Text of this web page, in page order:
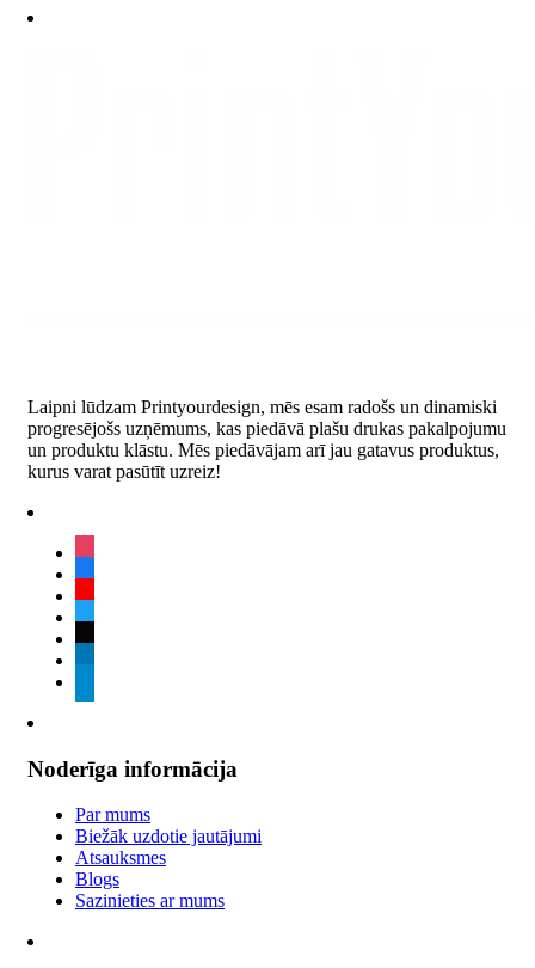
Laipni lūdzam Printyourdesign, mēs esam radošs un dinamiski
progresējošs uzņēmums, kas piedāvā plašu drukas pakalpojumu
un produktu klāstu. Mēs piedāvājam arī jau gatavus produktus,
kurus varat pasūtīt uzreiz!
Noderīga informācija
Par mums
Biežāk uzdotie jautājumi
Atsauksmes
Blogs
Sazinieties ar mums